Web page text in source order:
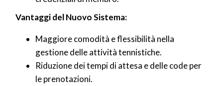
Vantaggi del Nuovo Sistema:
Maggiore comodità e flessibilità nella
gestione delle attività tennistiche.
Riduzione dei tempi di attesa e delle code per
le prenotazioni.